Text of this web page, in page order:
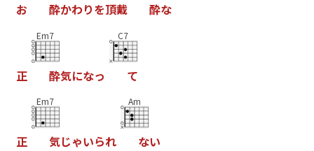
お 酔かわりを頂戴 酔な
正
Em7
酔気になっ
C7
て
正
Em7
気じゃいられ
Am
ない